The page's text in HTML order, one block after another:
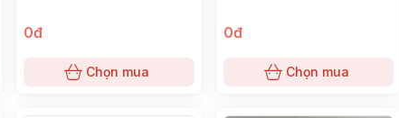
0đ
Chọn mua
0đ
Chọn mua